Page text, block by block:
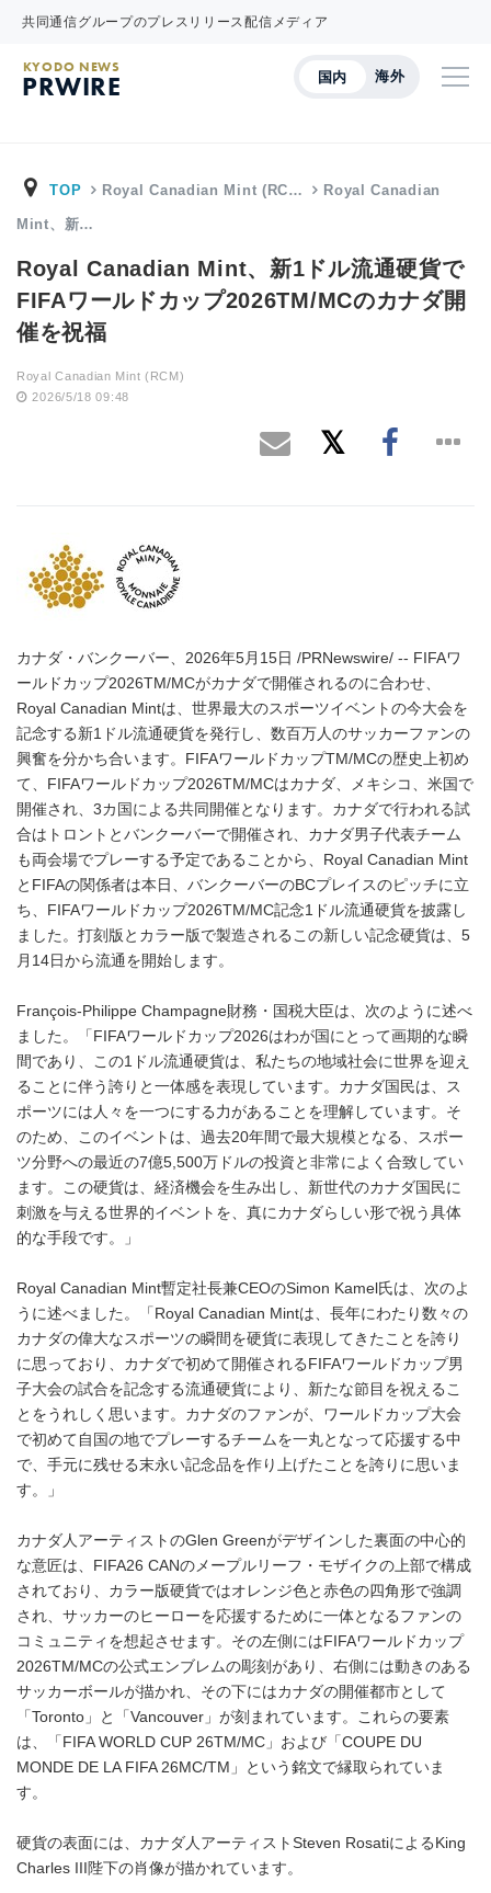
共同通信グループのプレスリリース配信メディア
国内 海外
KYODO NEWS
PRWIRE
TOP Royal Canadian Mint (RC… Royal Canadian
Mint、新…
Royal Canadian Mint、新1ドル流通硬貨で
FIFAワールドカップ2026TM/MCのカナダ開
催を祝福
Royal Canadian Mint (RCM)
2026/5/18 09:48
カナダ・バンクーバー、2026年5月15日 /PRNewswire/ -- FIFAワ
ールドカップ2026TM/MCがカナダで開催されるのに合わせ、
Royal Canadian Mintは、世界最大のスポーツイベントの今大会を
記念する新1ドル流通硬貨を発行し、数百万人のサッカーファンの
興奮を分かち合います。FIFAワールドカップTM/MCの歴史上初め
て、FIFAワールドカップ2026TM/MCはカナダ、メキシコ、米国で
開催され、3カ国による共同開催となります。カナダで行われる試
合はトロントとバンクーバーで開催され、カナダ男子代表チーム
も両会場でプレーする予定であることから、Royal Canadian Mint
とFIFAの関係者は本日、バンクーバーのBCプレイスのピッチに立
ち、FIFAワールドカップ2026TM/MC記念1ドル流通硬貨を披露し
ました。打刻版とカラー版で製造されるこの新しい記念硬貨は、5
月14日から流通を開始します。
François-Philippe Champagne財務・国税大臣は、次のように述べ
ました。「FIFAワールドカップ2026はわが国にとって画期的な瞬
間であり、この1ドル流通硬貨は、私たちの地域社会に世界を迎え
ることに伴う誇りと一体感を表現しています。カナダ国民は、ス
ポーツには人々を一つにする力があることを理解しています。そ
のため、このイベントは、過去20年間で最大規模となる、スポー
ツ分野への最近の7億5,500万ドルの投資と非常によく合致してい
ます。この硬貨は、経済機会を生み出し、新世代のカナダ国民に
刺激を与える世界的イベントを、真にカナダらしい形で祝う具体
的な手段です。」
Royal Canadian Mint暫定社長兼CEOのSimon Kamel氏は、次のよ
うに述べました。「Royal Canadian Mintは、長年にわたり数々の
カナダの偉大なスポーツの瞬間を硬貨に表現してきたことを誇り
に思っており、カナダで初めて開催されるFIFAワールドカップ男
子大会の試合を記念する流通硬貨により、新たな節目を祝えるこ
とをうれしく思います。カナダのファンが、ワールドカップ大会
で初めて自国の地でプレーするチームを一丸となって応援する中
で、手元に残せる末永い記念品を作り上げたことを誇りに思いま
す。」
カナダ人アーティストのGlen Greenがデザインした裏面の中心的
な意匠は、FIFA26 CANのメープルリーフ・モザイクの上部で構成
されており、カラー版硬貨ではオレンジ色と赤色の四角形で強調
され、サッカーのヒーローを応援するために一体となるファンの
コミュニティを想起させます。その左側にはFIFAワールドカップ
2026TM/MCの公式エンブレムの彫刻があり、右側には動きのある
サッカーボールが描かれ、その下にはカナダの開催都市として
「Toronto」と「Vancouver」が刻まれています。これらの要素
は、「FIFA WORLD CUP 26TM/MC」および「COUPE DU
MONDE DE LA FIFA 26MC/TM」という銘文で縁取られていま
す。
硬貨の表面には、カナダ人アーティストSteven RosatiによるKing
Charles III陛下の肖像が描かれています。